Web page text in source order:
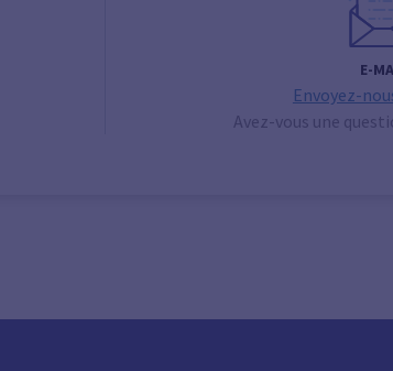
E-
Envoyez-
Avez-vous une